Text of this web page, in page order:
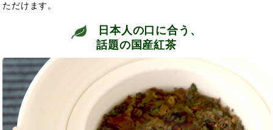
ただけます。
日本人の口に合う、
話題の国産紅茶